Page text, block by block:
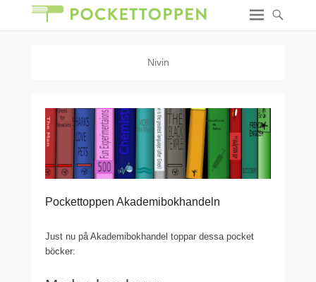
Nivin
Pockettoppen Akademibokhandeln
Just nu på Akademibokhandel toppar dessa pocket
böcker: